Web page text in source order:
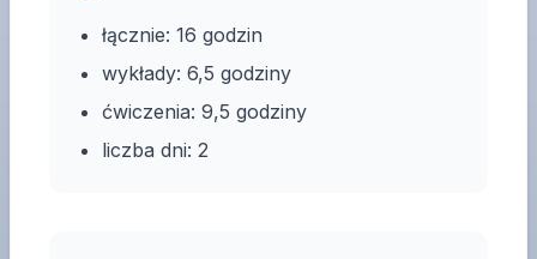
łącznie: 16 godzin
wykłady: 6,5 godziny
ćwiczenia: 9,5 godziny
liczba dni: 2